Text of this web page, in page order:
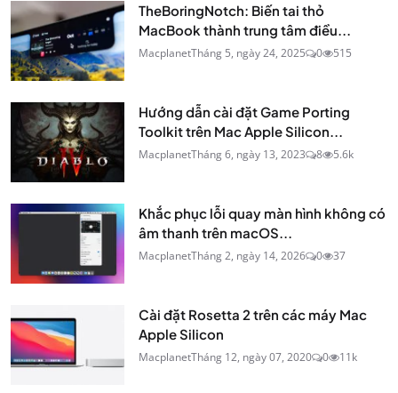
TheBoringNotch: Biến tai thỏ
MacBook thành trung tâm điều...
MacplanetTháng 5, ngày 24, 2025 0 515
Hướng dẫn cài đặt Game Porting
Toolkit trên Mac Apple Silicon...
MacplanetTháng 6, ngày 13, 2023 8 5.6k
Khắc phục lỗi quay màn hình không có
âm thanh trên macOS...
MacplanetTháng 2, ngày 14, 2026 0 37
Cài đặt Rosetta 2 trên các máy Mac
Apple Silicon
MacplanetTháng 12, ngày 07, 2020 0 11k